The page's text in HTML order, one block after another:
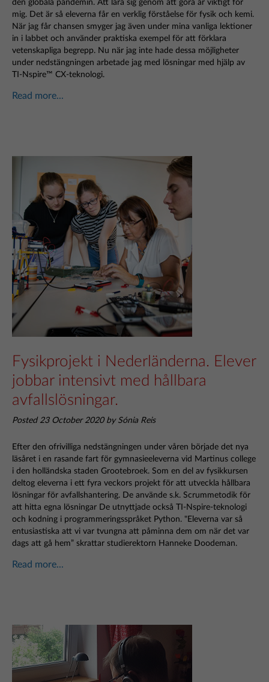
den globala pandemin. Att lära sig genom att göra är viktigt för
mig. Det är så eleverna får en verklig förståelse för fysik och kemi.
När jag får chansen smyger jag även under mina vanliga lektioner
in i labbet och använder praktiska exempel för att förklara
vetenskapliga begrepp. Nu när jag inte hade dessa möjligheter
under nedstängningen arbetade jag med lösningar med hjälp av
TI-Nspire™ CX-teknologi.
Read more...
Fysikprojekt i Nederländerna. Elever
jobbar intensivt med hållbara
avfallslösningar.
Posted 23 October 2020 by Sónia Reis
Efter den ofrivilliga nedstängningen under våren började det nya
läsåret i en rasande fart för gymnasieeleverna vid Martinus college
i den holländska staden Grootebroek. Som en del av fysikkursen
deltog eleverna i ett fyra veckors projekt för att utveckla hållbara
lösningar för avfallshantering. De använde s.k. Scrummetodik för
att hitta egna lösningar De utnyttjade också TI-Nspire-teknologi
och kodning i programmeringsspråket Python. "Eleverna var så
entusiastiska att vi var tvungna att påminna dem om när det var
dags att gå hem” skrattar studierektorn Hanneke Doodeman.
Read more...